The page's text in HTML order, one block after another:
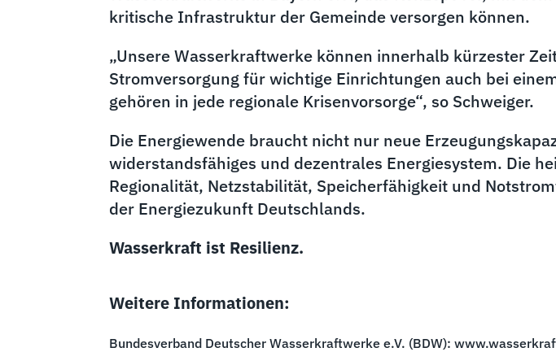
kritische Infrastruktur der Gemeinde versorgen können.
„Unsere Wasserkraftwerke können innerhalb kürzester
Stromversorgung für wichtige Einrichtungen auch bei
gehören in jede regionale Krisenvorsorge“, so Schweiger.
Die Energiewende braucht nicht nur neue
widerstandsfähiges und dezentrales Energiesystem. Die
Regionalität, Netzstabilität, Speicherfähigkeit und
der Energiezukunft Deutschlands.
Wasserkraft ist Resilienz.
Weitere Informationen:
Bundesverband Deutscher Wasserkraftwerke e.V. (BDW):